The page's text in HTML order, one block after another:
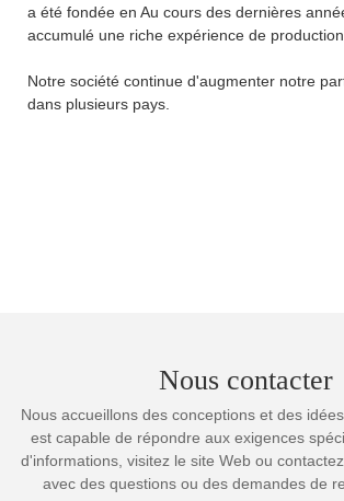
a été fondée en Au cours des dernières
accumulé une riche expérience de production.
Notre société continue d'augmenter notre
dans plusieurs pays.
Nous contacter
Nous accueillons des conceptions et des
est capable de répondre aux exigences
d'informations, visitez le site Web ou
avec des questions ou des demandes de